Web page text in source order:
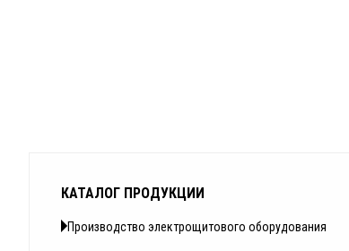
КАТАЛОГ ПРОДУКЦИИ
Производство электрощитового оборудования